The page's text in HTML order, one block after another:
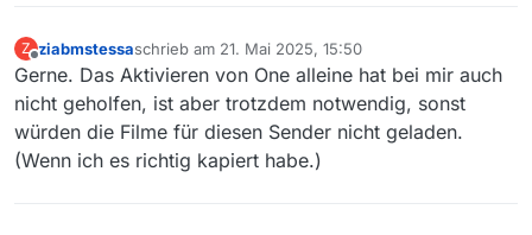
Z
Offline
ziabmstessaschrieb am 21. Mai 2025, 15:50
zuletzt editiert von
Gerne. Das Aktivieren von One alleine hat bei mir auch
nicht geholfen, ist aber trotzdem notwendig, sonst
würden die Filme für diesen Sender nicht geladen.
(Wenn ich es richtig kapiert habe.)